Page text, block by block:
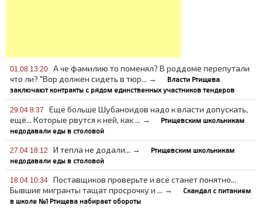
01.08 13:20
А че фамилию то поменял? В роддоме перепутали
что ли? "Вор должен сидеть в тюр... →
Власти Ртищева
заключают контракты с рядом единственных участников тендеров
29.04 8:37
Ещё больше Шубаноидов надо к власти допускать,
ещё... Которые рвутся к ней, как ... →
Ртищевским школьникам
недодавали еды в столовой
27.04 18:12 И тепла не додали... →
Ртищевским школьникам
недодавали еды в столовой
18.04 10:34
Поставщиков проверьте и всё станет понятно...
Бывшие мигранты тащат просрочку и ... →
Скандал с питанием
в школе №1 Ртищева набирает обороты